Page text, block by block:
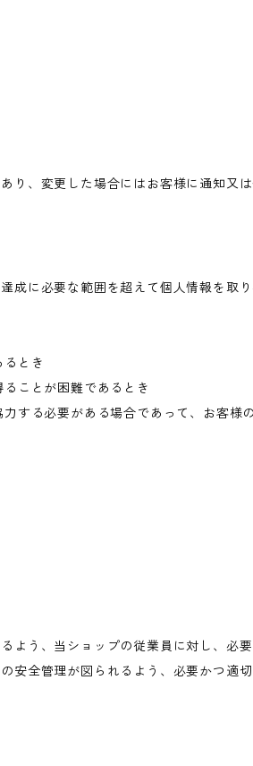
、変更した場合にはお客様に通知又は
に必要な範囲を超えて個人情報を取り
とき
ことが困難であるとき
する必要がある場合であって、お客様
よう、当ショップの従業員に対し、必
全管理が図られるよう、必要かつ適切